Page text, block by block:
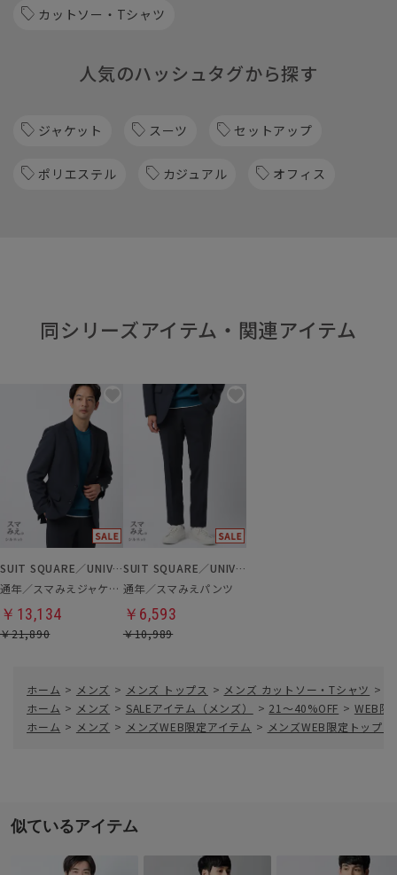
カットソー・Tシャツ
人気のハッシュタグから探す
ジャケット スーツ セットアップ
ポリエステル カジュアル オフィス
同シリーズアイテム・関連アイテム
SUIT SQUARE／UNIVERSAL LANGUAGE
通年／スマみえジャケット
￥13,134
￥21,890
SUIT SQUARE／UNIVERSAL LANGUAGE
通年／スマみえパンツ
￥6,593
￥10,989
ホーム > メンズ > メンズ トップス > メンズ カットソー・Tシャツ >
ホーム > メンズ > SALEアイテム（メンズ） > 21～40%OFF > WEB限
ホーム > メンズ > メンズWEB限定アイテム > メンズWEB限定トップス